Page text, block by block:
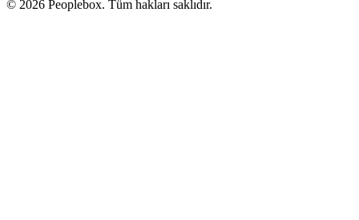
© 2026 Peoplebox. Tüm hakları saklıdır.